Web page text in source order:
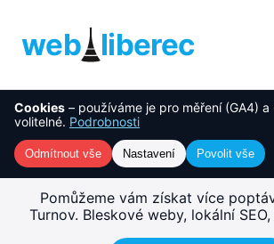
web liberec
O nás
Služby
NOVINKA
AI řešení
Cookies – používáme je pro měření (GA4)
volitelné. Podrobnosti
Odmítnout vše Nastavení Povolit vše
Tvorba webu
rychlé, SEO-ready
Pomůžeme vám získat více
Turnov. Bleskové weby, lokální